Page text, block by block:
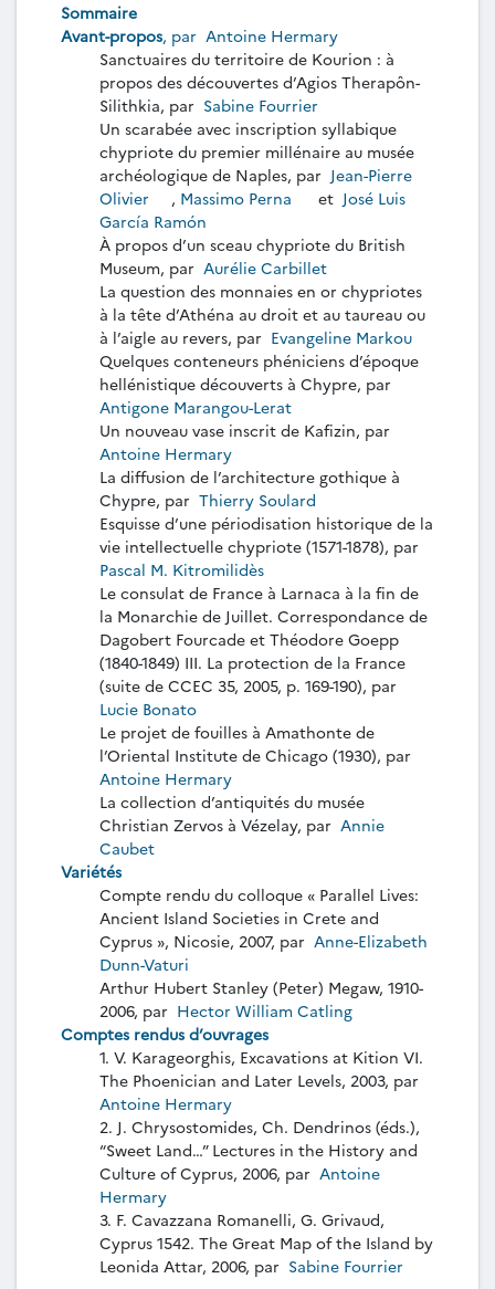
Sommaire
Avant-propos, par Antoine Hermary
Sanctuaires du territoire de Kourion : à
propos des découvertes d’Agios Therapôn-
Silithkia, par Sabine Fourrier
Un scarabée avec inscription syllabique
chypriote du premier millénaire au musée
archéologique de Naples, par Jean-Pierre
Olivier
, Massimo Perna et José Luis
García Ramón
À propos d’un sceau chypriote du British
Museum, par Aurélie Carbillet
La question des monnaies en or chypriotes
à la tête d’Athéna au droit et au taureau ou
à l’aigle au revers, par Evangeline Markou
Quelques conteneurs phéniciens d’époque
hellénistique découverts à Chypre, par
Antigone Marangou-Lerat
Un nouveau vase inscrit de Kafizin, par
Antoine Hermary
La diffusion de l’architecture gothique à
Chypre, par Thierry Soulard
Esquisse d’une périodisation historique de la
vie intellectuelle chypriote (1571-1878), par
Pascal M. Kitromilidès
Le consulat de France à Larnaca à la fin de
la Monarchie de Juillet. Correspondance de
Dagobert Fourcade et Théodore Goepp
(1840-1849) III. La protection de la France
(suite de CCEC 35, 2005, p. 169-190), par
Lucie Bonato
Le projet de fouilles à Amathonte de
l’Oriental Institute de Chicago (1930), par
Antoine Hermary
La collection d’antiquités du musée
Christian Zervos à Vézelay, par Annie
Caubet
Variétés
Compte rendu du colloque « Parallel Lives:
Ancient Island Societies in Crete and
Cyprus », Nicosie, 2007, par Anne-Elizabeth
Dunn-Vaturi
Arthur Hubert Stanley (Peter) Megaw, 1910-
2006, par Hector William Catling
Comptes rendus d’ouvrages
1. V. Karageorghis, Excavations at Kition VI.
The Phoenician and Later Levels, 2003, par
Antoine Hermary
2. J. Chrysostomides, Ch. Dendrinos (éds.),
“Sweet Land…” Lectures in the History and
Culture of Cyprus, 2006, par Antoine
Hermary
3. F. Cavazzana Romanelli, G. Grivaud,
Cyprus 1542. The Great Map of the Island by
Leonida Attar, 2006, par Sabine Fourrier